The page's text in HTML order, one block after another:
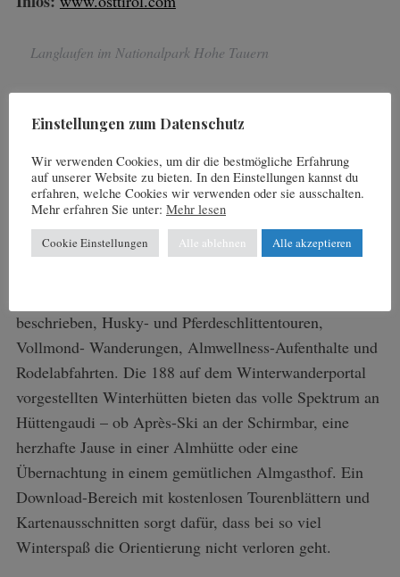
Langlaufen im Nationalpark Hohe Tauern
Wanderdörfern
Auf dem Winterwanderportal von Österreichs
Wanderdörfern kann sich der User über sämtliche
Winterspecials informieren und wird gleichzeitig mit
umfangreichen Informationen für den perfekten
beschrieben, Husky- und Pferdeschlittentouren,
Vollmond- Wanderungen, Almwellness-Aufenthalte und
Rodelabfahrten. Die 188 auf dem Winterwanderportal
vorgestellten Winterhütten bieten das volle Spektrum an
Hüttengaudi – ob Après-Ski an der Schirmbar, eine
herzhafte Jause in einer Almhütte oder eine
Übernachtung in einem gemütlichen Almgasthof. Ein
Download-Bereich mit kostenlosen Tourenblättern und
Kartenausschnitten sorgt dafür, dass bei so viel
Winterspaß die Orientierung nicht verloren geht.
Einstellungen zum Datenschutz
Wir verwenden Cookies, um dir die bestmögliche Erfahrung
auf unserer Website zu bieten. In den Einstellungen kannst du
erfahren, welche Cookies wir verwenden oder sie ausschalten.
Mehr erfahren Sie unter: Mehr lesen
Cookie Einstellungen Alle ablehnen Alle akzeptieren